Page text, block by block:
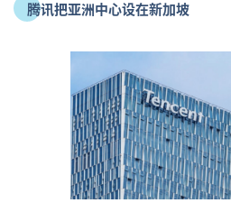
腾讯把亚洲中心设在新加坡